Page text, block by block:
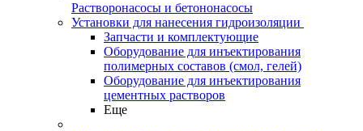
Растворонасосы и бетононасосы
Установки для нанесения гидроизоляции
Запчасти и комплектующие
Оборудование для инъектирования
полимерных составов (смол, гелей)
Оборудование для инъектирования
цементных растворов
Еще